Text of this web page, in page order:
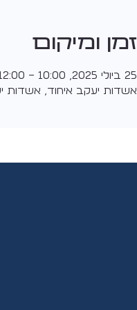
זמן ומיקום
25 ביולי 2025, 10:00 – 12:00
אשדות יעקב איחוד, אשדות